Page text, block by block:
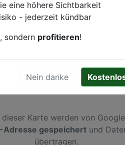
Karte werden von
Adresse gespeichert und
übertragen.
eine höhere Sichtbarkeit
- jederzeit kündbar
sondern profitieren!
Nein danke